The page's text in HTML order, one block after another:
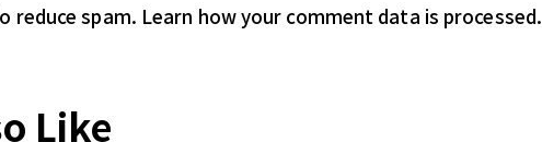
reduce spam. Learn how your comment data is processed.
Like